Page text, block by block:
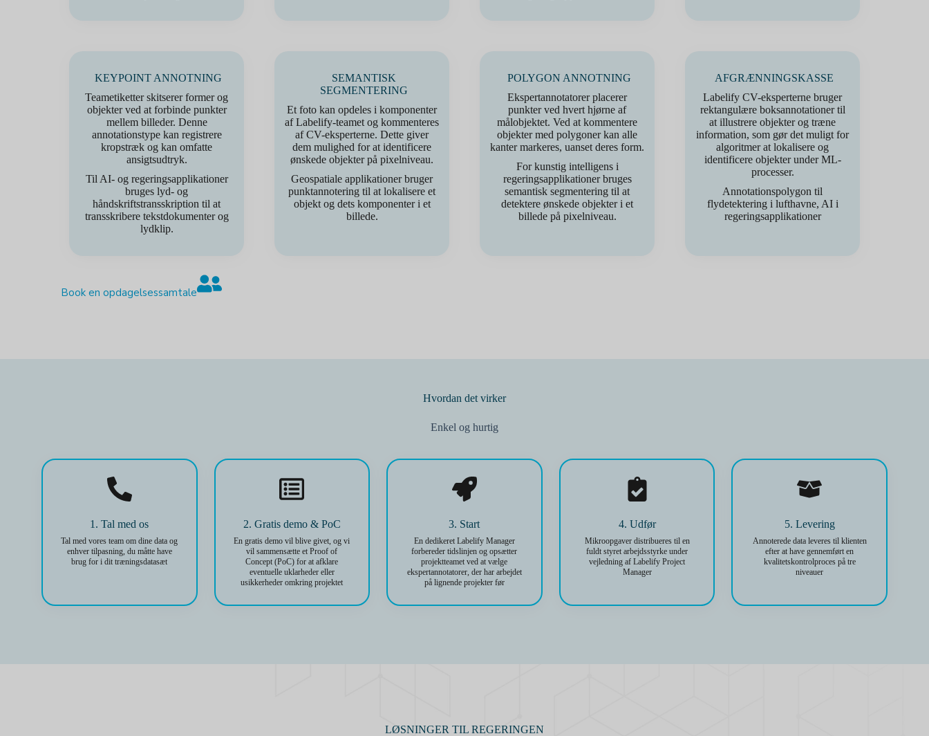
KEYPOINT ANNOTNING
Teametiketter skitserer former og
objekter ved at forbinde punkter
mellem billeder. Denne
annotationstype kan registrere
kropstræk og kan omfatte
ansigtsudtryk.
Til AI- og regeringsapplikationer
bruges lyd- og
håndskriftstransskription til at
transskribere tekstdokumenter og
lydklip.
SEMANTISK
SEGMENTERING
Et foto kan opdeles i komponenter
af Labelify-teamet og kommenteres
af CV-eksperterne. Dette giver
dem mulighed for at identificere
ønskede objekter på pixelniveau.
Geospatiale applikationer bruger
punktannotering til at lokalisere et
objekt og dets komponenter i et
billede.
POLYGON ANNOTNING
Ekspertannotatorer placerer
punkter ved hvert hjørne af
målobjektet. Ved at kommentere
objekter med polygoner kan alle
kanter markeres, uanset deres form.
For kunstig intelligens i
regeringsapplikationer bruges
semantisk segmentering til at
detektere ønskede objekter i et
billede på pixelniveau.
AFGRÆNNINGSKASSE
Labelify CV-eksperterne bruger
rektangulære boksannotationer til
at illustrere objekter og træne
information, som gør det muligt for
algoritmer at lokalisere og
identificere objekter under ML-
processer.
Annotationspolygon til
flydetektering i lufthavne, AI i
regeringsapplikationer
Book en opdagelsessamtale
Hvordan det virker
Enkel og hurtig
1. Tal med os
Tal med vores team om dine data og
enhver tilpasning, du måtte have
brug for i dit træningsdatasæt
2. Gratis demo & PoC
En gratis demo vil blive givet, og vi
vil sammensætte et Proof of
Concept (PoC) for at afklare
eventuelle uklarheder eller
usikkerheder omkring projektet
3. Start
En dedikeret Labelify Manager
forbereder tidslinjen og opsætter
projektteamet ved at vælge
ekspertannotatorer, der har arbejdet
på lignende projekter før
4. Udfør
Mikroopgaver distribueres til en
fuldt styret arbejdsstyrke under
vejledning af Labelify Project
Manager
5. Levering
Annoterede data leveres til klienten
efter at have gennemført en
kvalitetskontrolproces på tre
niveauer
LØSNINGER TIL REGERINGEN